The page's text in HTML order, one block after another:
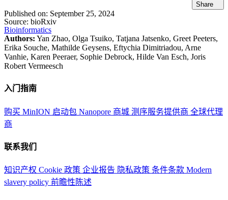
Share
Published on: September 25, 2024
Source: bioRxiv
Bioinformatics
Authors: Yan Zhao, Olga Tsuiko, Tatjana Jatsenko, Greet Peeters,
Erika Souche, Mathilde Geysens, Eftychia Dimitriadou, Arne
Vanhie, Karen Peeraer, Sophie Debrock, Hilde Van Esch, Joris
Robert Vermeesch
入门指南
购买 MinION 启动包 Nanopore 商城 测序服务提供商 全球代理
商
联系我们
知识产权 Cookie 政策 企业报告 隐私政策 条件条款 Modern
slavery policy 前瞻性陈述